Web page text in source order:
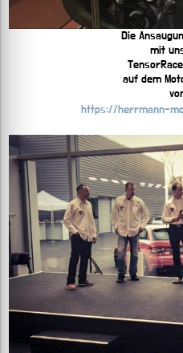
Die
mit
auf dem
https://herrmann-